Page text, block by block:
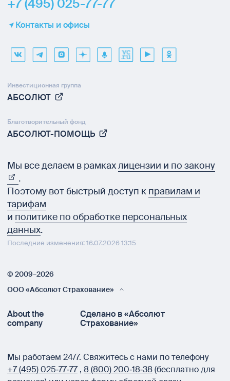
+7 (495) 025-77-77
Контакты и офисы
Инвестиционная группа
АБСОЛЮТ
Благотворительный фонд
АБСОЛЮТ-ПОМОЩЬ
Мы все делаем в рамкахлицензии и по закону
.
Поэтому вот быстрый доступ к правилам и
тарифам
и политике по обработке персональных
данных.
Последние изменения: 16.07.2026 13:15
© 2009–2026
ООО «Абсолют Страхование»
About the
company
Сделано в «Абсолют
Страхование»
Мы работаем 24/7. Свяжитесь с нами по телефону
+7 (495) 025‑77‑77 , 8 (800) 200‑18‑38(бесплатно для